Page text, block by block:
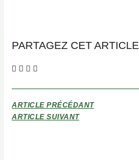
PARTAGEZ CET ARTICLE
ARTICLE PRÉCÉDANT
ARTICLE SUIVANT